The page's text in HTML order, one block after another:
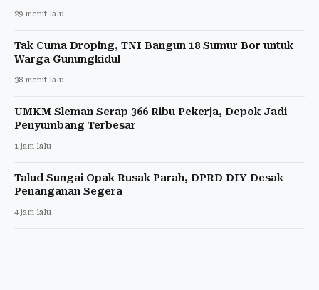
29 menit lalu
Tak Cuma Droping, TNI Bangun 18 Sumur Bor untuk
Warga Gunungkidul
38 menit lalu
UMKM Sleman Serap 366 Ribu Pekerja, Depok Jadi
Penyumbang Terbesar
1 jam lalu
Talud Sungai Opak Rusak Parah, DPRD DIY Desak
Penanganan Segera
4 jam lalu